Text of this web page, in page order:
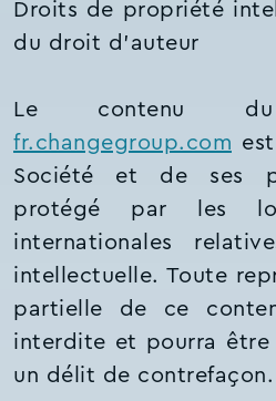
Droits de propriété
du droit d'auteur
Le contenu
fr.changegroup.com
Société et de ses
protégé par les
internationales
intellectuelle. Toute
partielle de ce
interdite et pourra être
un délit de contrefaçon.